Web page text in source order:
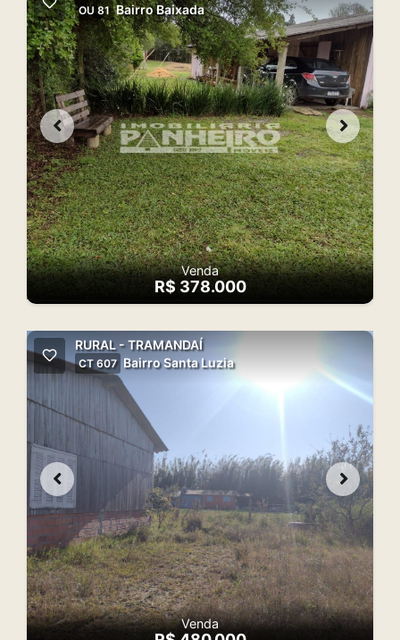
OU 81 Bairro Baixada
Venda
R$ 378.000
RURAL - TRAMANDAÍ
CT 607 Bairro Santa Luzia
Venda